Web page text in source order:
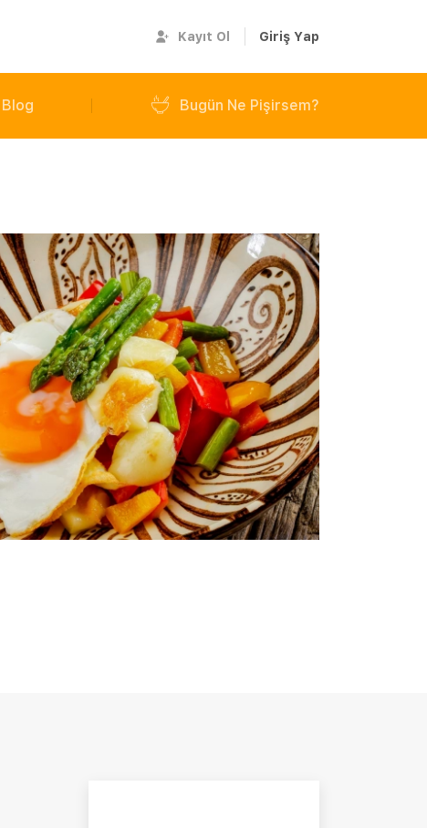
Kayıt Ol Giriş Yap
Blog Bugün Ne Pişirsem?